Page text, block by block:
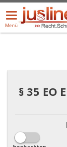
Menü
öffnen/schließen
Menü
ALLE
§ 35 EO